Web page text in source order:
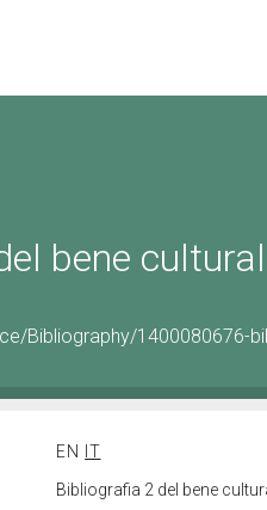
bene
Bibliography/1400080676-
EN
IT
Bibliografia 2 del bene